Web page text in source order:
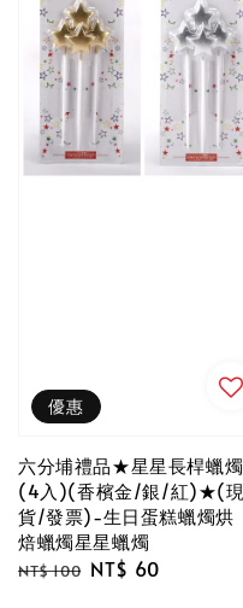
優惠
六分埔禮品★星星長桿蠟燭
(4入)(香檳金/銀/紅)★(現
貨/發票)-生日蛋糕蠟燭烘
焙蠟燭星星蠟燭
Regular
NT$ 100 Sale
NT$ 60